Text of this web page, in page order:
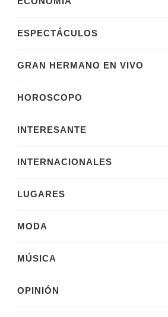
ESPECTÁCULOS
GRAN HERMANO EN VIVO
HOROSCOPO
INTERESANTE
INTERNACIONALES
LUGARES
MODA
MÚSICA
OPINIÓN